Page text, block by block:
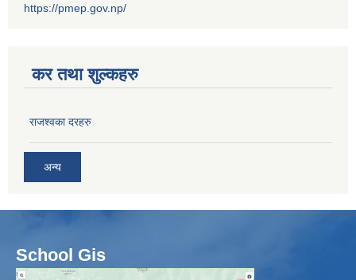
https://pmep.gov.np/
कर तथा शुल्कहरु
राजश्वका दरहरु
अन्य
School Gis